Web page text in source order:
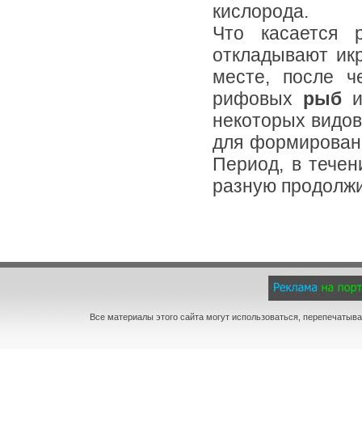
кислорода.
Что касается
откладывают
месте, после
рифовых рыб
некоторых
для
Период, в
разную
Все материалы этого сайта могут использоваться,